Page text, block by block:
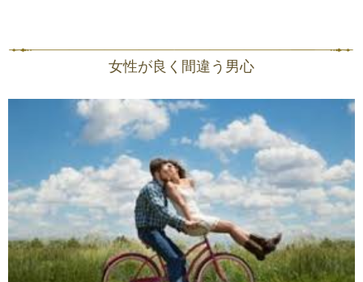
女性が良く間違う男心